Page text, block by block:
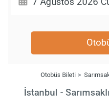
Otobüs Bileti
İstanbul -